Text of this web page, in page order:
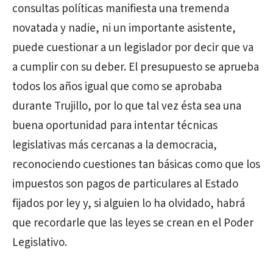
consultas políticas manifiesta una tremenda
novatada y nadie, ni un importante asistente,
puede cuestionar a un legislador por decir que va
a cumplir con su deber. El presupuesto se aprueba
todos los años igual que como se aprobaba
durante Trujillo, por lo que tal vez ésta sea una
buena oportunidad para intentar técnicas
legislativas más cercanas a la democracia,
reconociendo cuestiones tan básicas como que los
impuestos son pagos de particulares al Estado
fijados por ley y, si alguien lo ha olvidado, habrá
que recordarle que las leyes se crean en el Poder
Legislativo.